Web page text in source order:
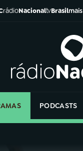
rádioNacionaltvBrasilmais
PODCASTS